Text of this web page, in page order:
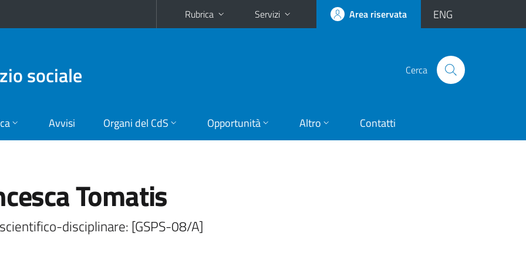
Rubrica Servizi Area riservata ENG
sociale Cerca
Avvisi Organi del CdS Opportunità Altro Contatti
Tomatis
disciplinare: [GSPS-08/A]